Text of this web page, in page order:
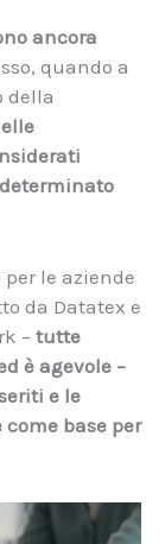
ancora
quando a
della
le aziende
da Datatex e
– tutte
è agevole –
e le
base per